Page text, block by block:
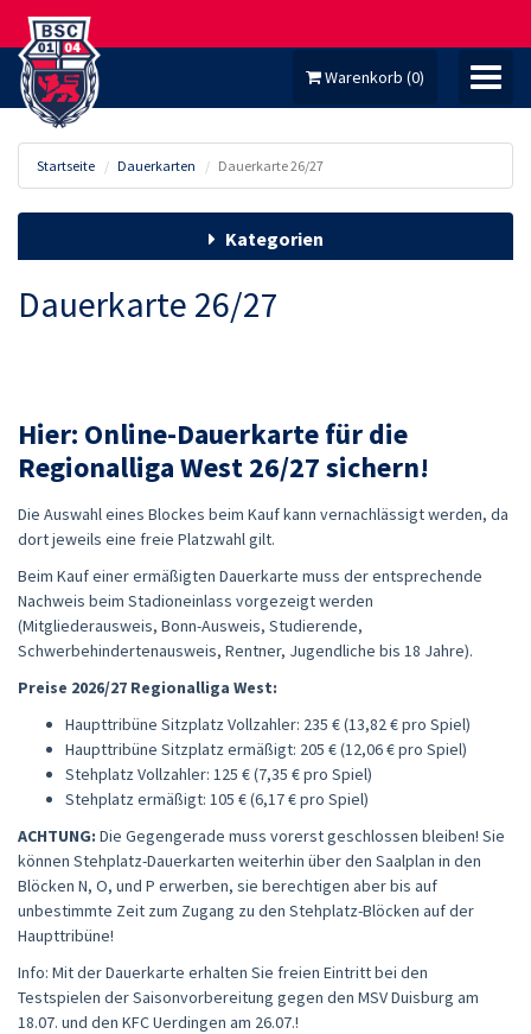
Warenkorb (0)
MEIN KONTO
TICKETS
MITGLIED WERDEN!
HOMEPAGE
Startseite Dauerkarten Dauerkarte 26/27
Kategorien
Dauerkarte 26/27
Hier: Online-Dauerkarte für die
Regionalliga West 26/27 sichern!
Die Auswahl eines Blockes beim Kauf kann vernachlässigt werden, da
dort jeweils eine freie Platzwahl gilt.
Beim Kauf einer ermäßigten Dauerkarte muss der entsprechende
Nachweis beim Stadioneinlass vorgezeigt werden
(Mitgliederausweis, Bonn-Ausweis, Studierende,
Schwerbehindertenausweis, Rentner, Jugendliche bis 18 Jahre).
Preise 2026/27 Regionalliga West:
Haupttribüne Sitzplatz Vollzahler: 235 € (13,82 € pro Spiel)
Haupttribüne Sitzplatz ermäßigt: 205 € (12,06 € pro Spiel)
Stehplatz Vollzahler: 125 € (7,35 € pro Spiel)
Stehplatz ermäßigt: 105 € (6,17 € pro Spiel)
ACHTUNG: Die Gegengerade muss vorerst geschlossen bleiben! Sie
können Stehplatz-Dauerkarten weiterhin über den Saalplan in den
Blöcken N, O, und P erwerben, sie berechtigen aber bis auf
unbestimmte Zeit zum Zugang zu den Stehplatz-Blöcken auf der
Haupttribüne!
Info: Mit der Dauerkarte erhalten Sie freien Eintritt bei den
Testspielen der Saisonvorbereitung gegen den MSV Duisburg am
18.07. und den KFC Uerdingen am 26.07.!